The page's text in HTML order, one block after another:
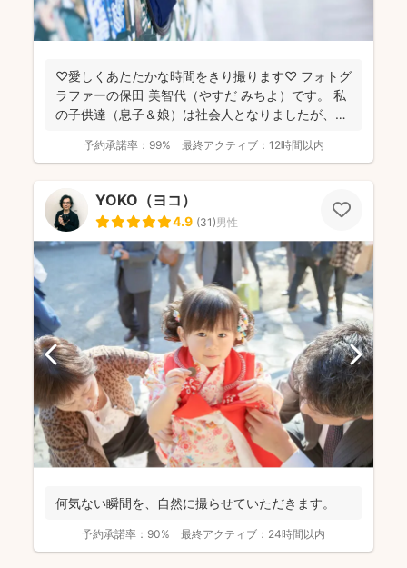
♡愛しくあたたかな時間をきり撮ります♡ フォトグ
ラファーの保田 美智代（やすだ みちよ）です。 私
の子供達（息子＆娘）は社会人となりましたが、今
予約承諾率： 99% 最終アクティブ： 12時間以内
YOKO（ヨコ）
4.9 (31)男性
何気ない瞬間を、自然に撮らせていただきます。
予約承諾率： 90% 最終アクティブ： 24時間以内